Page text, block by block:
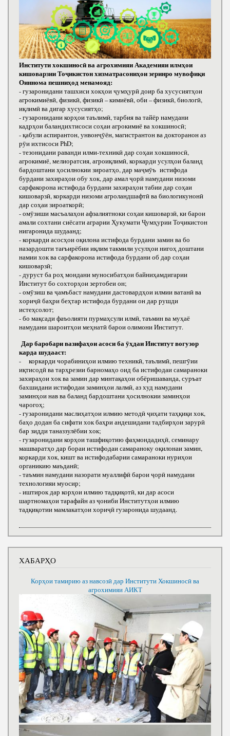
Институти хокшиносӣ ва агрохимияи Академияи илмҳои
кишоварзии Тоҷикистон хизматрасониҳои зеринро мувофиқи
Оиннома пешниҳод менамояд:
- гузаронидани ташхиси хокҳои ҷумҳурӣ доир ба хусусиятҳои
агрокимиёвӣ, физикӣ, физикӣ – кимиёвӣ, оби – физикӣ, биологӣ,
иқлимӣ ва дигар хусусиятҳо;
- гузаронидани корҳои таълимӣ, тарбия ва тайёр намудани
кадрҳои баландихтисоси соҳаи агрокимиё ва хокшиносӣ;
- қабули аспирантон, унвонҷӯён, магистрантон ва докторанон аз
рӯи ихтисоси РhD;
- тезонидани раванди илми-техникӣ дар соҳаи хокшиносӣ,
агрокимиё, мелиоратсия, агроиқлимӣ, коркарди усулҳои баланд
бардоштани ҳосилнокии зироатҳо, дар маҷмӯъ истифода
бурдани захираҳои обу хок, дар амал ҷорӣ намудани низоми
сарфакорона истифода бурдани захираҳои табии дар соҳаи
кишоварзӣ, коркарди низоми агроландшафтӣ ва биологикунонӣ
дар соҳаи зироаткорӣ;
- омӯзиши масъалаҳои афзалиятноки соҳаи кишоварзӣ, ки барои
амали сохтани сиёсати аграрии Ҳукумати Ҷумҳурии Тоҷикистон
нигаронида шудаанд;
- коркарди асосҳои оқилона истифода бурдани замин ва бо
назардошти тағъирёбии иқлим такмили усулҳои нигоҳ доштани
намии хок ва сарфакорона истифода бурдани об дар соҳаи
кишоварзӣ;
- дуруст ба роҳ мондани муносибатҳои байниҳамдигарии
Институт бо сохторҳои зертобеи он;
- омӯзиш ва ҷамъбаст намудани дастовардҳои илмии ватанӣ ва
хориҷӣ баҳри беҳтар истифода бурдани он дар рушди
истеҳсолот;
- бо мақсади фаъолияти пурмаҳсули илмӣ, таъмин ва муҳаё
намудани шароитҳои меҳнатӣ барои олимони Институт.
Дар баробари вазифаҳои асоси ба ӯҳдаи Институт вогузор
карда шудааст:
- коркарди чорабиниҳои илмию техникӣ, таълимӣ, пешгӯии
иқтисодӣ ва тарҳрезии барномаҳо оид ба истифодаи самараноки
захираҳои хок ва замин дар минтақаҳои обёришаванда, суръат
бахшидани истифодаи заминҳои лалмӣ, аз худ намудани
заминҳои нав ва баланд бардоштани ҳосилнокии заминҳои
чарогоҳ;
- гузаронидани маслиҳатҳои илмию методӣ ҷиҳати таҳқиқи хок,
баҳо додан ба сифати хок баҳри андешидани тадбирҳои зарурӣ
бар зидди таназзулёбии хок;
- гузаронидани корҳои ташфиқотию фаҳмондадиҳӣ, семинару
машваратҳо дар бораи истифодаи самараноку оқилонаи замин,
коркарди хок, кишт ва истифодабарии самараноки нуриҳои
органикию маъданӣ;
- таъмин намудани назорати муаллифӣ барои ҷорӣ намудани
технологияи муосир;
- иштирок дар корҳои илмию тадқиқотӣ, ки дар асоси
шартномаҳои тарафайн аз ҷониби Институтҳои илмию
тадқиқотии мамлакатҳои хориҷӣ гузаронида шудаанд.
ХАБАРҲО
Корҳои тамирию аз навсозӣ дар Институти Хокшиносӣ ва
агрохимияи АИКТ